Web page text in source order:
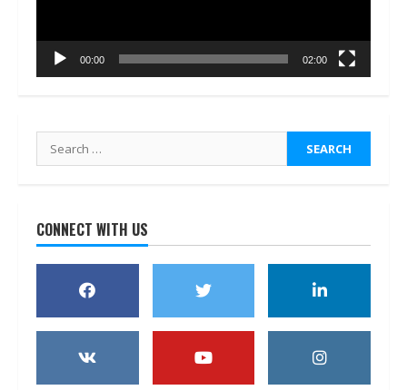
00:00 02:00
Search
for:
CONNECT WITH US